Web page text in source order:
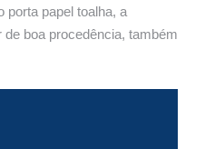
porta papel toalha, a
de boa procedência, também